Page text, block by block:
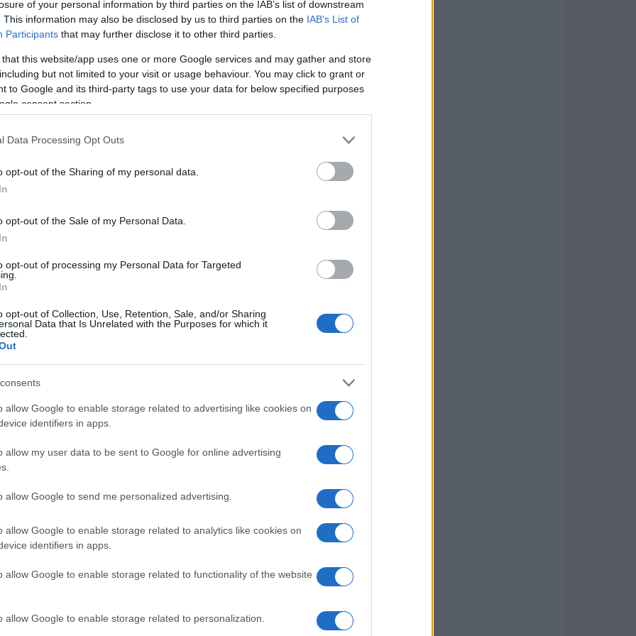
of your personal information by third parties on the IAB’s list of downstream
This information may also be disclosed by us to third parties on the IAB’s List of
Participants that may further disclose it to other third parties.
that this website/app uses one or more Google services and may gather and store
but not limited to your visit or usage behaviour. You may click to grant or
to Google and its third-party tags to use your data for below specified purposes
consent section.
Data Processing Opt Outs
opt-out of the Sharing of my personal data.
opt-out of the Sale of my Personal Data.
opt-out of processing my Personal Data for Targeted
opt-out of Collection, Use, Retention, Sale, and/or Sharing
Data that Is Unrelated with the Purposes for which it
allow Google to enable storage related to advertising like cookies on
identifiers in apps.
allow my user data to be sent to Google for online advertising
allow Google to send me personalized advertising.
allow Google to enable storage related to analytics like cookies on
identifiers in apps.
allow Google to enable storage related to functionality of the website
allow Google to enable storage related to personalization.
mondo delle pensioni.
anticipate
significative ai trattamenti previdenziali
i medici. In particolare, i dipendenti pubblici
il 1995 vedranno applicate aliquote di
che la pensione potrebbe risultare più
iniziato a lavorare dopo il 1996. Tuttavia,
di ridurre questa penalizzazione,
vantaggio perduto nel tempo.
(TFS)
il trattamento di fine servizio (TFS). Per i
per la pensione anticipata, il pagamento del
significa che, se si decide di andare in
del TFS solo nel 2026. È importante